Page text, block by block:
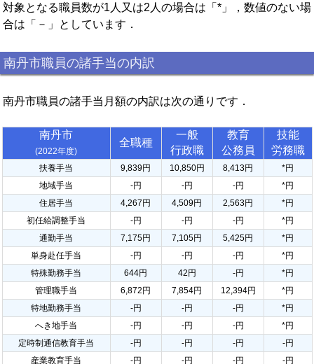
対象となる職員数が1人又は2人の場合は「*」，数値のない場
合は「－」としています．
南丹市職員の諸手当の内訳
南丹市職員の諸手当月額の内訳は次の通りです．
南丹市
(2022年度)
全職種
一般
行政職
教育
公務員
技能
労務職
扶養手当 9,839円 10,850円 8,413円
*円
地域手当
-円 -円 -円
*円
住居手当
4,267円 4,509円 2,563円
*円
初任給調整手当
-円 -円 -円
*円
通勤手当
7,175円 7,105円 5,425円
*円
単身赴任手当
-円 -円 -円
*円
特殊勤務手当
644円 42円 -円
*円
管理職手当
6,872円 7,854円 12,394円
*円
特地勤務手当
-円 -円 -円
*円
へき地手当
-円 -円 -円
*円
定時制通信教育手当
-円 -円 -円
-円
産業教育手当
-円 -円 -円
-円